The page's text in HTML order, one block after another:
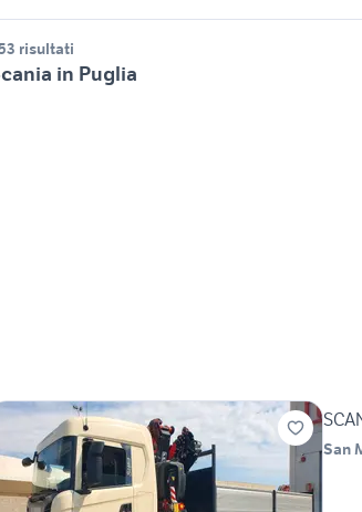
risultati
in Puglia
San